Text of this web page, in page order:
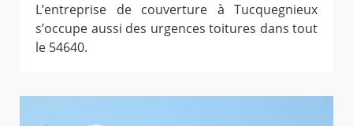
L’entreprise de couverture à Tucquegnieux
s’occupe aussi des urgences toitures dans tout
le 54640.